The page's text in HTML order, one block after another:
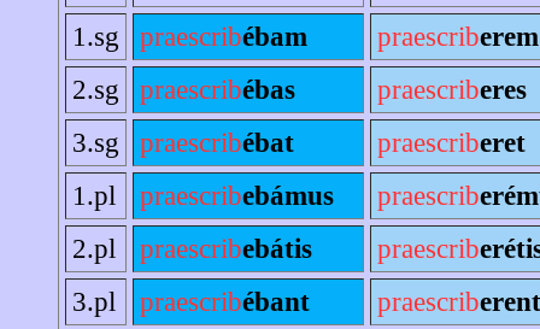
1.sg
praescribébam praescriberem
2.sg
praescribébas praescriberes
3.sg
praescribébat praescriberet
1.pl
praescribebámus praescrib
2.pl
praescribebátis praescrib
3.pl
praescribébant praescriberent